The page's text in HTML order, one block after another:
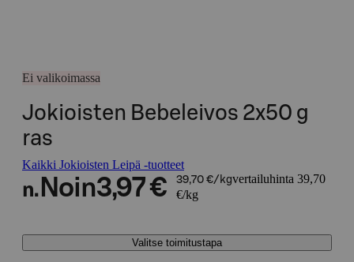
Ei valikoimassa
Jokioisten Bebeleivos 2x50 g
ras
Kaikki Jokioisten Leipä -tuotteet
n. Noin3,97 € 39,70 €/kgvertailuhinta 39,70
€/kg
Valitse toimitustapa